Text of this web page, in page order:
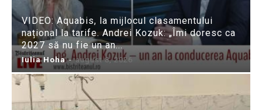
VIDEO: Aquabis, la mijlocul clasamentului
național la tarife. Andrei Kozuk: „Îmi doresc ca
2027 să nu fie un an...
Iulia Hoha - august 8, 2026